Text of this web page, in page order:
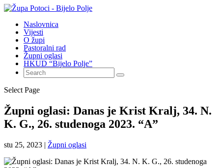
Naslovnica
Vijesti
O župi
Pastoralni rad
Župni oglasi
HKUD “Bijelo Polje”
Select Page
Župni oglasi: Danas je Krist Kralj, 34. N.
K. G., 26. studenoga 2023. “A”
stu 25, 2023 | Župni oglasi